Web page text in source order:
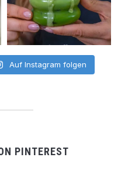
Auf Instagram folgen
PINTEREST